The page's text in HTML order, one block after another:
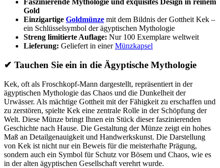
Faszinierende Mythologie und exquisites Design in reinem
Gold
Einzigartige Goldmünze mit dem Bildnis der Gottheit Kek –
ein Schlüsselsymbol der ägyptischen Mythologie
Streng limitierte Auflage: Nur 100 Exemplare weltweit
Lieferung: Geliefert in einerMünzkapsel
✔ Tauchen Sie ein in die Ägyptische Mythologie
Kek, oft als Froschkopf-Mann dargestellt, repräsentiert in der
ägyptischen Mythologie das Chaos und die Dunkelheit der
Urwässer. Als mächtige Gottheit mit der Fähigkeit zu erschaffen und
zu zerstören, spielte Kek eine zentrale Rolle in der Schöpfung der
Welt. Diese Münze bringt Ihnen ein Stück dieser faszinierenden
Geschichte nach Hause. Die Gestaltung der Münze zeigt ein hohes
Maß an Detailgenauigkeit und Handwerkskunst. Die Darstellung
von Kek ist nicht nur ein Beweis für die meisterhafte Prägung,
sondern auch ein Symbol für Schutz vor Bösem und Chaos, wie es
in der alten ägyptischen Gesellschaft verehrt wurde.